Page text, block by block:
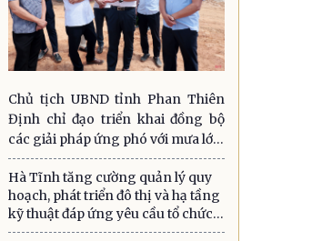
Chủ tịch UBND tỉnh Phan Thiên
Định chỉ đạo triển khai đồng bộ
các giải pháp ứng phó với mưa lớn,
lũ quét, sạt lở đất và gió mạnh trên
biển
Hà Tĩnh tăng cường quản lý quy
hoạch, phát triển đô thị và hạ tầng
kỹ thuật đáp ứng yêu cầu tổ chức
chính quyền địa phương hai cấp